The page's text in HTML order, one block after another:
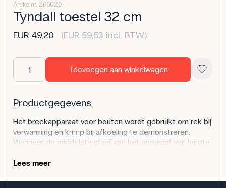
Artikelnr. 266020
Tyndall toestel 32 cm
EUR 49,20 (EUR 59,53 incl. BTW)
Toevoegen aan winkelwagen
Productgegevens
Het breekapparaat voor bouten wordt gebruikt om rek bij
verwarming en krimp bij afkoeling te demonstreren.
Wanneer de middelste staaf van het apparaat van lengte
set bevat 10 gietijzeren staven en het apparaat zelf, dat
illustratie van thermische uitzettingskrachten. Bij gebruik
Lees meer